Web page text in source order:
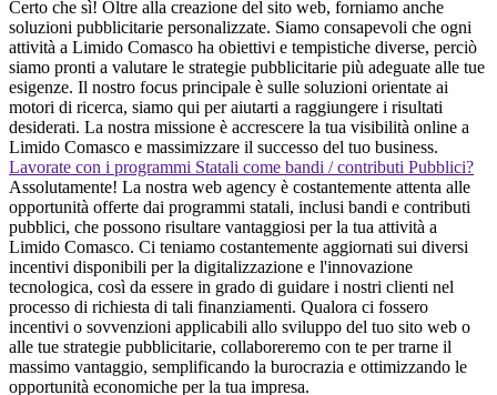
Certo che sì! Oltre alla creazione del sito web, forniamo anche
soluzioni pubblicitarie personalizzate. Siamo consapevoli che ogni
attività a Limido Comasco ha obiettivi e tempistiche diverse, perciò
siamo pronti a valutare le strategie pubblicitarie più adeguate alle tue
esigenze. Il nostro focus principale è sulle soluzioni orientate ai
motori di ricerca, siamo qui per aiutarti a raggiungere i risultati
desiderati. La nostra missione è accrescere la tua visibilità online a
Limido Comasco e massimizzare il successo del tuo business.
Lavorate con i programmi Statali come bandi / contributi Pubblici?
Assolutamente! La nostra web agency è costantemente attenta alle
opportunità offerte dai programmi statali, inclusi bandi e contributi
pubblici, che possono risultare vantaggiosi per la tua attività a
Limido Comasco. Ci teniamo costantemente aggiornati sui diversi
incentivi disponibili per la digitalizzazione e l'innovazione
tecnologica, così da essere in grado di guidare i nostri clienti nel
processo di richiesta di tali finanziamenti. Qualora ci fossero
incentivi o sovvenzioni applicabili allo sviluppo del tuo sito web o
alle tue strategie pubblicitarie, collaboreremo con te per trarne il
massimo vantaggio, semplificando la burocrazia e ottimizzando le
opportunità economiche per la tua impresa.